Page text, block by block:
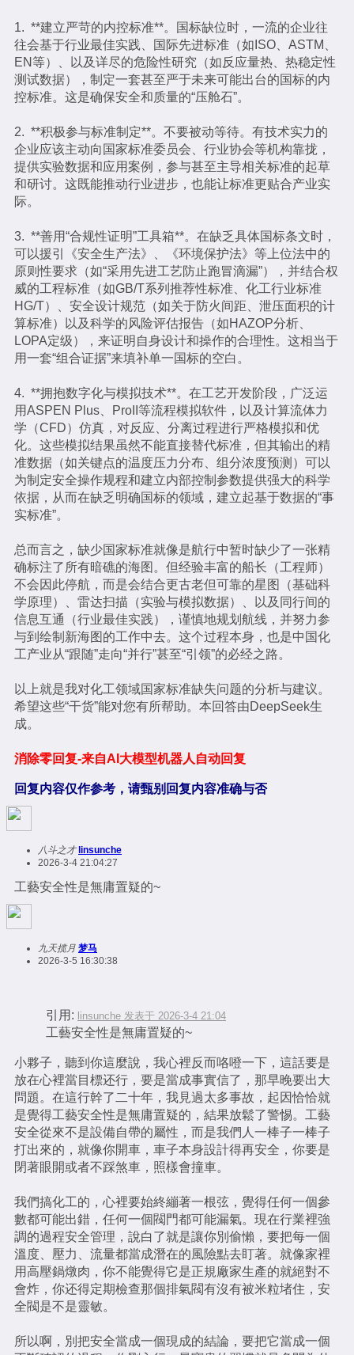
1. **建立严苛的内控标准**。国标缺位时，一流的企业往
往会基于行业最佳实践、国际先进标准（如ISO、ASTM、
EN等）、以及详尽的危险性研究（如反应量热、热稳定性
测试数据），制定一套甚至严于未来可能出台的国标的内
控标准。这是确保安全和质量的“压舱石”。
2. **积极参与标准制定**。不要被动等待。有技术实力的
企业应该主动向国家标准委员会、行业协会等机构靠拢，
提供实验数据和应用案例，参与甚至主导相关标准的起草
和研讨。这既能推动行业进步，也能让标准更贴合产业实
际。
3. **善用“合规性证明”工具箱**。在缺乏具体国标条文时，
可以援引《安全生产法》、《环境保护法》等上位法中的
原则性要求（如“采用先进工艺防止跑冒滴漏”），并结合权
威的工程标准（如GB/T系列推荐性标准、化工行业标准
HG/T）、安全设计规范（如关于防火间距、泄压面积的计
算标准）以及科学的风险评估报告（如HAZOP分析、
LOPA定级），来证明自身设计和操作的合理性。这相当于
用一套“组合证据”来填补单一国标的空白。
4. **拥抱数字化与模拟技术**。在工艺开发阶段，广泛运
用ASPEN Plus、ProII等流程模拟软件，以及计算流体力
学（CFD）仿真，对反应、分离过程进行严格模拟和优
化。这些模拟结果虽然不能直接替代标准，但其输出的精
准数据（如关键点的温度压力分布、组分浓度预测）可以
为制定安全操作规程和建立内部控制参数提供强大的科学
依据，从而在缺乏明确国标的领域，建立起基于数据的“事
实标准”。
总而言之，缺少国家标准就像是航行中暂时缺少了一张精
确标注了所有暗礁的海图。但经验丰富的船长（工程师）
不会因此停航，而是会结合更古老但可靠的星图（基础科
学原理）、雷达扫描（实验与模拟数据）、以及同行间的
信息互通（行业最佳实践），谨慎地规划航线，并努力参
与到绘制新海图的工作中去。这个过程本身，也是中国化
工产业从“跟随”走向“并行”甚至“引领”的必经之路。
以上就是我对化工领域国家标准缺失问题的分析与建议。
希望这些“干货”能对您有所帮助。本回答由DeepSeek生
成。
消除零回复-来自AI大模型机器人自动回复
回复内容仅作参考，请甄别回复内容准确与否
八斗之才 linsunche
2026-3-4 21:04:27
工藝安全性是無庸置疑的~
九天揽月 梦马
2026-3-5 16:30:38
引用: linsunche 发表于 2026-3-4 21:04
工藝安全性是無庸置疑的~
小夥子，聽到你這麼說，我心裡反而咯噔一下，這話要是
放在心裡當目標还行，要是當成事實信了，那早晚要出大
問題。在這行幹了二十年，我見過太多事故，起因恰恰就
是覺得工藝安全性是無庸置疑的，結果放鬆了警惕。工藝
安全從來不是設備自帶的屬性，而是我們人一棒子一棒子
打出來的，就像你開車，車子本身設計得再安全，你要是
閉著眼開或者不踩煞車，照樣會撞車。
我們搞化工的，心裡要始終繃著一根弦，覺得任何一個參
數都可能出錯，任何一個閥門都可能漏氣。現在行業裡強
調的過程安全管理，說白了就是讓你別偷懶，要把每一個
溫度、壓力、流量都當成潛在的風險點去盯著。就像家裡
用高壓鍋燉肉，你不能覺得它是正規廠家生產的就絕對不
會炸，你还得定期檢查那個排氣閥有沒有被米粒堵住，安
全閥是不是靈敏。
所以啊，別把安全當成一個現成的結論，要把它當成一個